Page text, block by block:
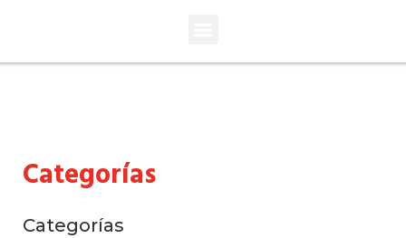
Categorías
Categorías